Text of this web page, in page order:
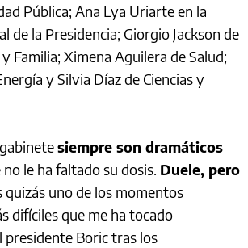
Pública; Ana Lya Uriarte en la
de la Presidencia; Giorgio Jackson de
Familia; Ximena Aguilera de Salud;
y Silvia Díaz de Ciencias y
siempre son dramáticos
le ha faltado su dosis. Duele, pero
quizás uno de los momentos
difíciles que me ha tocado
presidente Boric tras los